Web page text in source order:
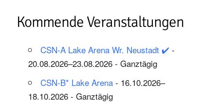
Kommende Veranstaltungen
CSN-A Lake Arena Wr. Neustadt ✔️ -
20.08.2026–23.08.2026 - Ganztägig
CSN-B* Lake Arena- 16.10.2026–
18.10.2026 - Ganztägig